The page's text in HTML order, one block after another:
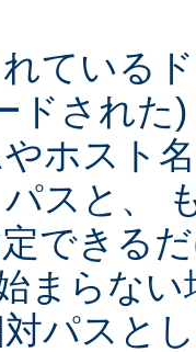
ている
ドされた
ホスト
スと、
できる
まらな
対パスと